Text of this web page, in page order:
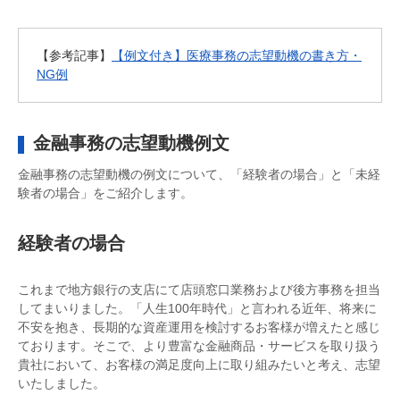
【参考記事】
【例文付き】医療事務の志望動機の書き方・
NG例
金融事務の志望動機例文
金融事務の志望動機の例文について、「経験者の場合」と「未経
験者の場合」をご紹介します。
経験者の場合
これまで地方銀行の支店にて店頭窓口業務および後方事務を担当
してまいりました。「人生100年時代」と言われる近年、将来に
不安を抱き、長期的な資産運用を検討するお客様が増えたと感じ
ております。そこで、より豊富な金融商品・サービスを取り扱う
貴社において、お客様の満足度向上に取り組みたいと考え、志望
いたしました。